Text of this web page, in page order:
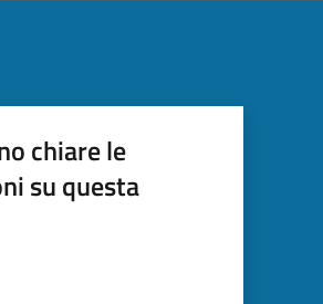
chiare le
su questa